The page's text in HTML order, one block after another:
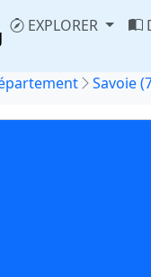
EXPLORER
Savoie